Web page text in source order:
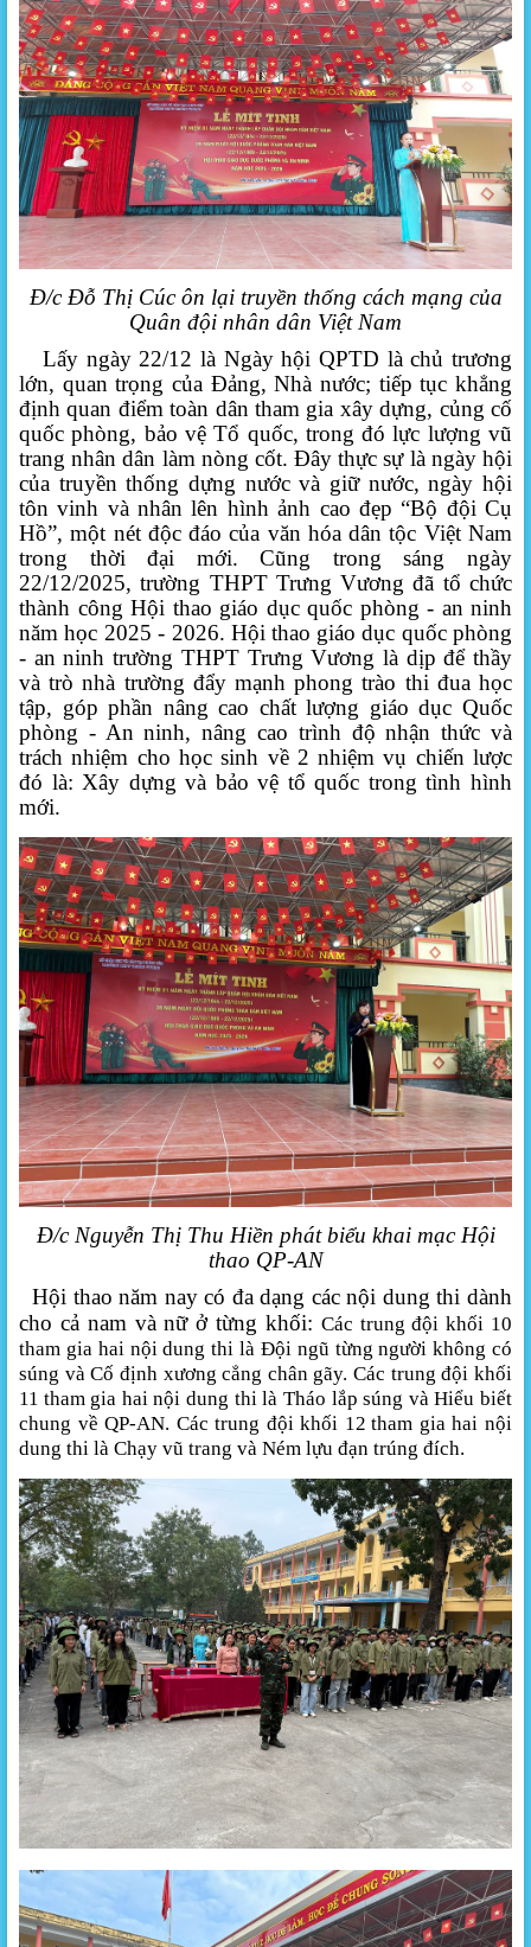
Đ/cĐỗ Thị Cúc ôn lại truyền thống cách mạng của
Quân đội nhân dân Việt Nam
Lấy ngày 22/12 là Ngày hội QPTD là chủ trương
lớn, quan trọng của Đảng, Nhà nước; tiếp tục khẳng
định quan điểm toàn dân tham gia xây dựng, củng cố
quốc phòng, bảo vệ Tổ quốc, trong đó lực lượng vũ
trang nhân dân làm nòng cốt. Đây thực sự là ngày hội
của truyền thống dựng nước và giữ nước, ngày hội
tôn vinh và nhân lên hình ảnh cao đẹp “Bộ đội Cụ
Hồ”, một nét độc đáo của văn hóa dân tộc Việt Nam
trong thời đại mới.Cũng trong sáng ngày
22/12/2025,trường THPT Trưng Vương đã tổ chức
thành công Hội thao giáo dục quốc phòng - an ninh
năm học 2025 - 2026. Hội thao giáo dục quốc phòng
- an ninh trường THPT Trưng Vương là dịp để thầy
và trò nhà trường đẩy mạnh phong trào thi đua học
tập, góp phần nâng cao chất lượng giáo dục Quốc
phòng - An ninh, nâng cao trình độ nhận thức và
trách nhiệm cho học sinh về 2 nhiệm vụ chiến lược
đó là: Xây dựng và bảo vệ tổ quốc trong tình hình
mới.
Đ/c Nguyễn Thị Thu Hiền phát biểu khai mạc Hội
thao QP-AN
Hội thao năm nay có đa dạng các nội dung thi dành
cho cả nam và nữ ở từng khối: Các trung đội khối 10
tham gia hai nội dung thi là Đội ngũ từng người không có
súng và Cố định xương cẳng chân gãy.Các trung đội khối
11 tham gia hai nội dung thi là Tháo lắp súng và Hiểu biết
chung về QP-AN. Các trung đội khối 1 2 tham gia hai nội
dung thi là Chạy vũ trang và Ném lựu đạn trúng đích.